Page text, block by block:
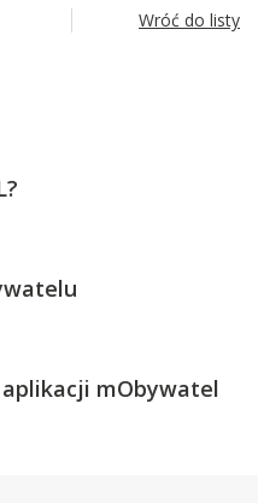
Wróć do listy
mObywatel